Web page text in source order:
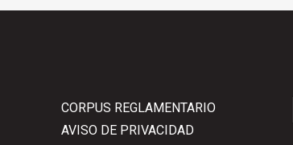
CORPUS REGLAMENTARIO
AVISO DE PRIVACIDAD